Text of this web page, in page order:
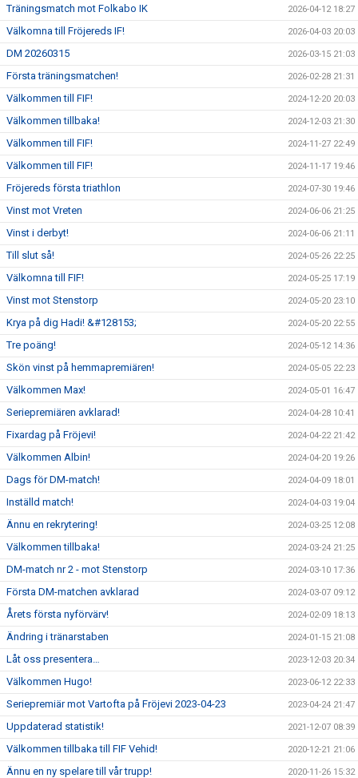
Träningsmatch mot Folkabo IK 2026-04-12 18:27
Välkomna till Fröjereds IF! 2026-04-03 20:03
DM 20260315 2026-03-15 21:03
Första träningsmatchen! 2026-02-28 21:31
Välkommen till FIF! 2024-12-20 20:03
Välkommen tillbaka! 2024-12-03 21:30
Välkommen till FIF! 2024-11-27 22:49
Välkommen till FIF! 2024-11-17 19:46
Fröjereds första triathlon 2024-07-30 19:46
Vinst mot Vreten 2024-06-06 21:25
Vinst i derbyt! 2024-06-06 21:11
Till slut så! 2024-05-26 22:25
Välkomna till FIF! 2024-05-25 17:19
Vinst mot Stenstorp 2024-05-20 23:10
Krya på dig Hadi! &#128153; 2024-05-20 22:55
Tre poäng! 2024-05-12 14:36
Skön vinst på hemmapremiären! 2024-05-05 22:23
Välkommen Max! 2024-05-01 16:47
Seriepremiären avklarad! 2024-04-28 10:41
Fixardag på Fröjevi! 2024-04-22 21:42
Välkommen Albin! 2024-04-20 19:26
Dags för DM-match! 2024-04-09 18:01
Inställd match! 2024-04-03 19:04
Ännu en rekrytering! 2024-03-25 12:08
Välkommen tillbaka! 2024-03-24 21:25
DM-match nr 2 - mot Stenstorp 2024-03-10 17:36
Första DM-matchen avklarad 2024-03-07 09:12
Årets första nyförvärv! 2024-02-09 18:13
Ändring i tränarstaben 2024-01-15 21:08
Låt oss presentera… 2023-12-03 20:34
Välkommen Hugo! 2023-06-12 22:33
Seriepremiär mot Vartofta på Fröjevi 2023-04-23 2023-04-24 21:47
Uppdaterad statistik! 2021-12-07 08:39
Välkommen tillbaka till FIF Vehid! 2020-12-21 21:06
Ännu en ny spelare till vår trupp! 2020-11-26 15:32